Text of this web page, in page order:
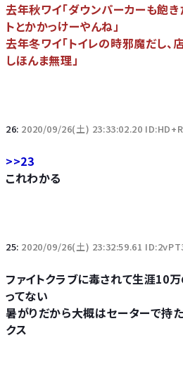
去年秋ワイ「ダウンパーカーも飽
トとかかっけーやんね」
去年冬ワイ「トイレの時邪魔だし、
しほんま無理」
26: 2020/09/26(土) 23:33:02.20
>>23
これわかる
25: 2020/09/26(土) 23:32:59.61
ファイトクラブに毒されて生涯10
ってない
暑がりだから大概はセーターで持
クス